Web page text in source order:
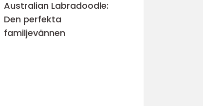
Australian Labradoodle:
Den perfekta
familjevännen